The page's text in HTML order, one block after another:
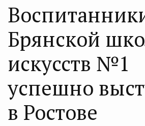
Брянской
искусств №1
успешно
в Ростове